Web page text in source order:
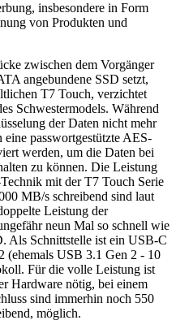
insbesondere in Form
von Produkten und
zwischen dem Vorgänger
angebundene SSD setzt,
T7 Touch, verzichtet
Schwestermodels. Während
der Daten nicht mehr
passwortgestützte AES-
werden, um die Daten bei
zu können. Die Leistung
mit der T7 Touch Serie
MB/s schreibend sind laut
Leistung der
neun Mal so schnell wie
Als Schnittstelle ist ein USB-C
(ehemals USB 3.1 Gen 2 - 10
Für die volle Leistung ist
Hardware nötig, bei einem
sind immerhin noch 550
möglich.